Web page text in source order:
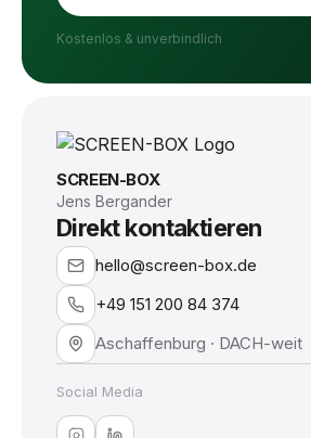
Kostenlos & unverbindlich
SCREEN-BOX
Jens Bergander
Direkt kontaktieren
hello@screen-box.de
+49 151 200 84 374
Aschaffenburg · DACH-weit
Social Media